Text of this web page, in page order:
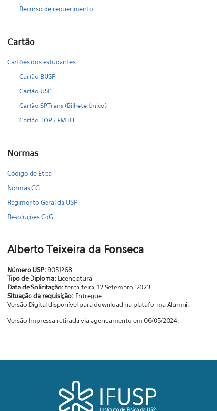
Recurso de requerimento
Cartão
Cartões dos estudantes
Cartão BUSP
Cartão USP
Cartão SPTrans (Bilhete Único)
Cartão TOP / EMTU
Normas
Código de Ética
Normas CG
Regimento Geral da USP
Resoluções CoG
Alberto Teixeira da Fonseca
Número USP: 9051268
Tipo de Diploma: Licenciatura
Data de Solicitação: terça-feira, 12 Setembro, 2023
Situação da requisição: Entregue
Versão Digital disponível para download na plataforma Alumni.
Versão Impressa retirada via agendamento em 06/05/2024.